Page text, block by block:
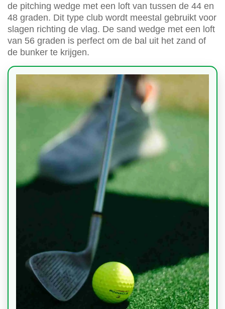
de pitching wedge met een loft van tussen de 44 en
48 graden. Dit type club wordt meestal gebruikt voor
slagen richting de vlag. De sand wedge met een loft
van 56 graden is perfect om de bal uit het zand of
de bunker te krijgen.